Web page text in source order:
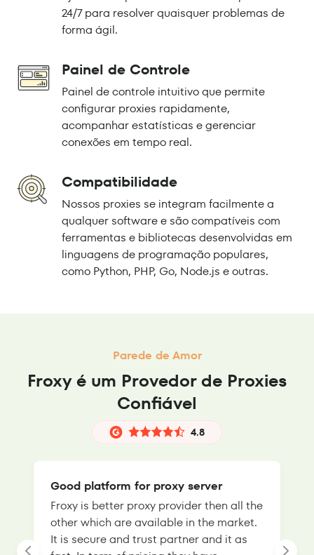
24/7 para resolver quaisquer problemas de
forma ágil.
Painel de Controle
Painel de controle intuitivo que permite
configurar proxies rapidamente,
acompanhar estatísticas e gerenciar
conexões em tempo real.
Compatibilidade
Nossos proxies se integram facilmente a
qualquer software e são compatíveis com
ferramentas e bibliotecas desenvolvidas em
linguagens de programação populares,
como Python, PHP, Go, Node.js e outras.
Parede de Amor
Froxy é um Provedor de Proxies
Confiável
4.8
Good platform for proxy server
Froxy is better proxy provider then all the
other which are available in the market.
It is secure and trust partner and it as